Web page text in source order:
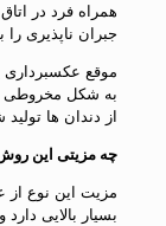
همراه فرد در
جبران ناپذیری را
موقع
به شکل مخروطی
از دندان ها
چه مزیتی این
مزیت این نوع
بسیار بالایی